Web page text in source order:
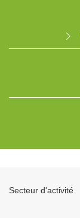
Secteur d'activité